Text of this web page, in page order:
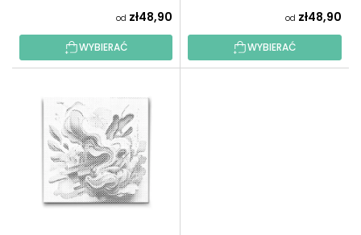
od zł48,90
WYBIERAĆ
od zł48,90
WYBIERAĆ